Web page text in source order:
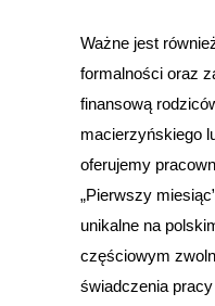
Ważne jest
formalności oraz
finansową
macierzyńskiego
oferujemy
„Pierwszy
unikalne na
częściowym
świadczenia pracy